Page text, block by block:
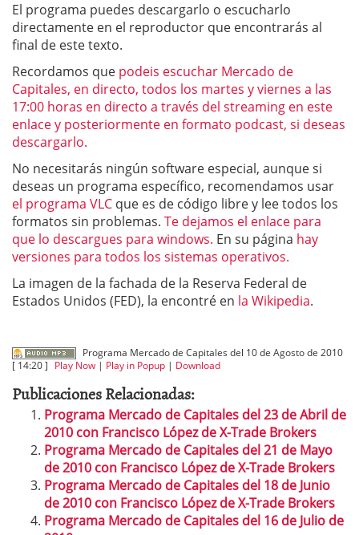
El programa puedes descargarlo o escucharlo
directamente en el reproductor que encontrarás al
final de este texto.
Recordamos que podeis escuchar Mercado de
Capitales, en directo, todos los martes y viernes a las
17:00 horas en directo a través del streaming en este
enlace y posteriormente en formato podcast, si deseas
descargarlo.
No necesitarás ningún software especial, aunque si
deseas un programa específico, recomendamos usar
el programa VLC que es de código libre y lee todos los
formatos sin problemas. Te dejamos el enlace para
que lo descargues para windows. En su página hay
versiones para todos los sistemas operativos.
La imagen de la fachada de la Reserva Federal de
Estados Unidos (FED), la encontré en la Wikipedia.
Programa Mercado de Capitales del 10 de Agosto de 2010
[ 14:20 ] Play Now| Play in Popup| Download
Publicaciones Relacionadas:
Programa Mercado de Capitales del 23 de Abril de
2010 con Francisco López de X-Trade Brokers
Programa Mercado de Capitales del 21 de Mayo
de 2010 con Francisco López de X-Trade Brokers
Programa Mercado de Capitales del 18 de Junio
de 2010 con Francisco López de X-Trade Brokers
Programa Mercado de Capitales del 16 de Julio de